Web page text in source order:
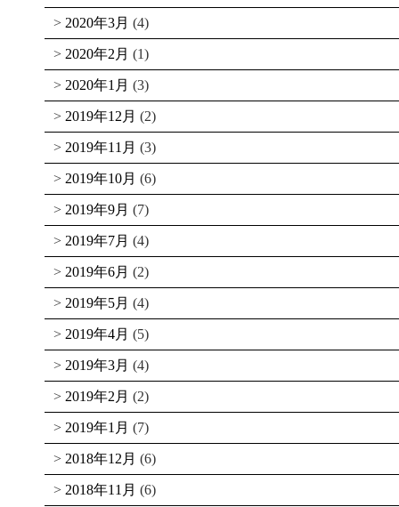
2020年3月 (4)
2020年2月 (1)
2020年1月 (3)
2019年12月 (2)
2019年11月 (3)
2019年10月 (6)
2019年9月 (7)
2019年7月 (4)
2019年6月 (2)
2019年5月 (4)
2019年4月 (5)
2019年3月 (4)
2019年2月 (2)
2019年1月 (7)
2018年12月 (6)
2018年11月 (6)